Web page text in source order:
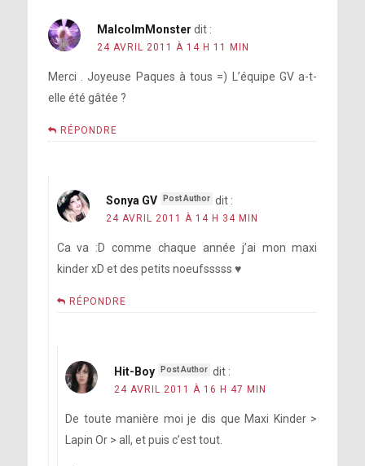
MalcolmMonster dit :
24 AVRIL 2011 À 14 H 11 MIN
Merci . Joyeuse Paques à tous =) L’équipe GV a-t-
elle été gâtée ?
RÉPONDRE
Sonya GV dit :
24 AVRIL 2011 À 14 H 34 MIN
Ca va :D comme chaque année j’ai mon maxi
kinder xD et des petits noeufsssss ♥
RÉPONDRE
Hit-Boy dit :
24 AVRIL 2011 À 16 H 47 MIN
De toute manière moi je dis que Maxi Kinder >
Lapin Or > all, et puis c’est tout.